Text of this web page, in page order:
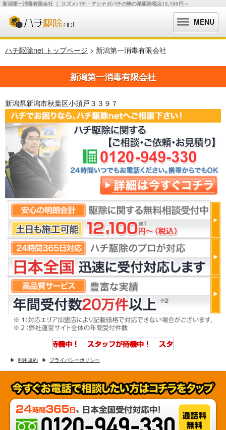
新潟第一消毒有限会社 ｜ スズメバチ・アシナガバチの蜂の巣駆除税込12,100円～
MENU
ハチ駆除net トップページ > 新潟第一消毒有限会社
新潟第一消毒有限会社
新潟県新潟市秋葉区小須戸３３９７
利用規約 プライバシーポリシー